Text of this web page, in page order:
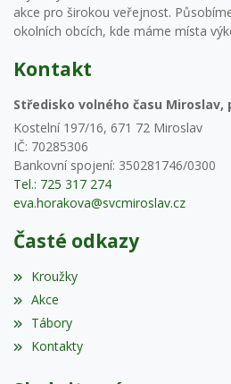
akce pro širokou veřejnost.
okolních obcích, kde máme místa
Kontakt
Středisko volného času
Kostelní 197/16, 671 72 Miroslav
IČ: 70285306
Bankovní spojení: 350281746/0300
Tel.: 725 317 274
eva.horakova@svcmiroslav.cz
Časté odkazy
Kroužky
Akce
Tábory
Kontakty